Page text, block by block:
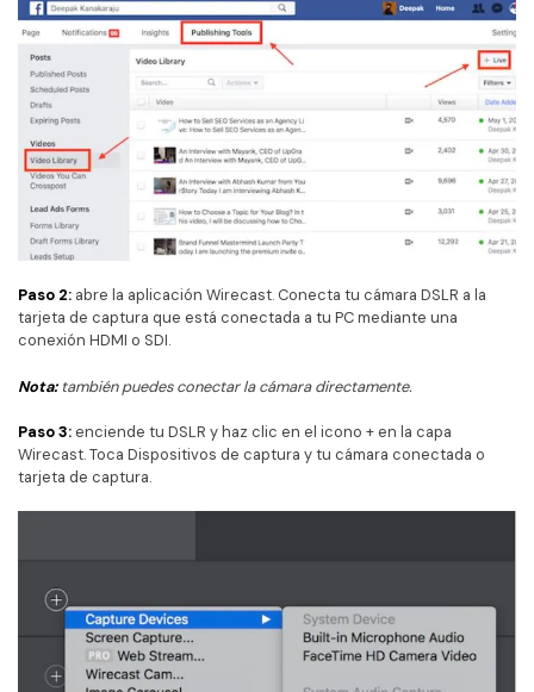
Paso 2: abre la aplicación Wirecast. Conecta tu cámara DSLR a la
tarjeta de captura que está conectada a tu PC mediante una
conexión HDMI o SDI.
Nota:también puedes conectar la cámara directamente.
Paso 3: enciende tu DSLR y haz clic en el icono + en la capa
Wirecast. Toca Dispositivos de captura y tu cámara conectada o
tarjeta de captura.